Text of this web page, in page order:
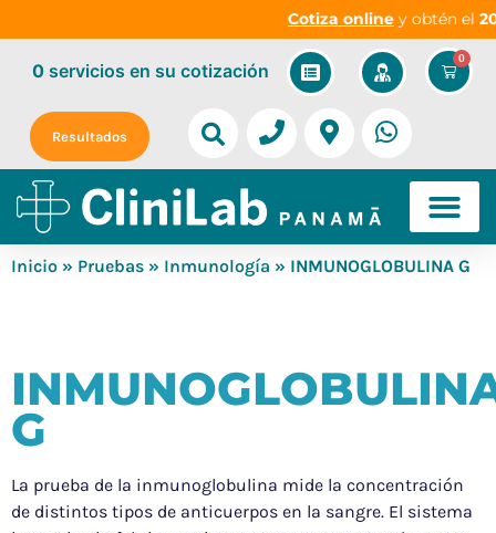
Cotiza onliney obtén el
0
0servicios en su cotización
Resultados
Inicio » Pruebas » Inmunología » INMUNOGLOBULINA G
G
La prueba de la inmunoglobulina mide la concentración
de distintos tipos de anticuerpos en la sangre. El sistema